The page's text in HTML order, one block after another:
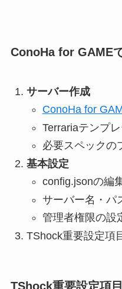
ConoHa for GAME
サーバー作成
ConoHa for
Terrariaテンプ
必要スペックの
基本設定
config.jsonの編
サーバー名・パ
管理者権限の設
TShock重要設定項
TShock重要設定項目